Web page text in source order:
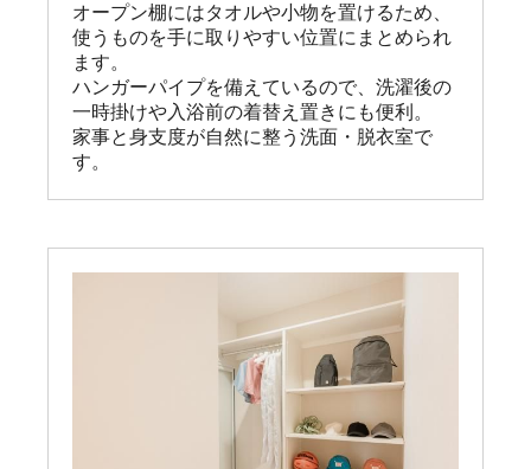
オープン棚にはタオルや小物を置けるため、
使うものを手に取りやすい位置にまとめられ
ます。
ハンガーパイプを備えているので、洗濯後の
一時掛けや入浴前の着替え置きにも便利。
家事と身支度が自然に整う洗面・脱衣室で
す。